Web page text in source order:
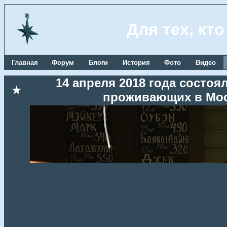
Для тех,
Главная Форум Блоги История Фото Видео
★
14 апреля 2018 года
проживающих в